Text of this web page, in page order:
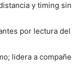
y timing
por lectura
lidera a